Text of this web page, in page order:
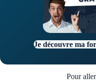
Je découvre ma
Pour